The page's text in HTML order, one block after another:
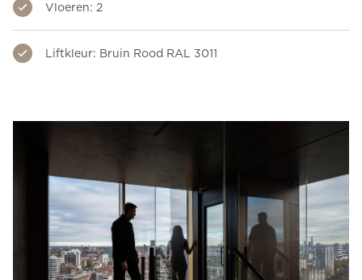
Vloeren: 2
Liftkleur: Bruin Rood RAL 3011